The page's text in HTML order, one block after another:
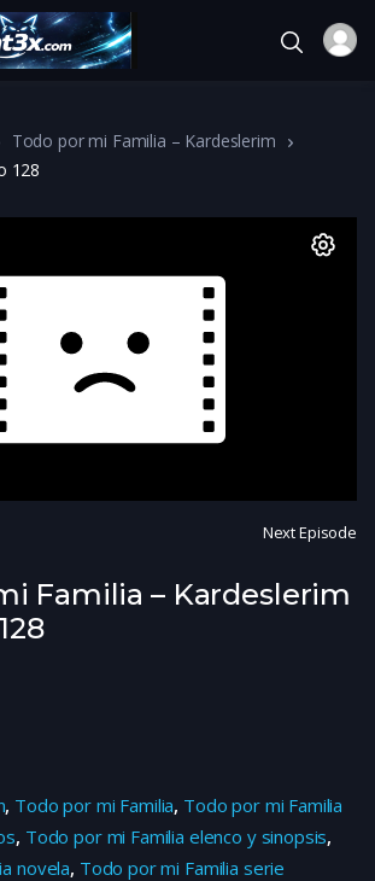
Todo por mi Familia – Kardeslerim
128
Next Episode
Familia – Kardeslerim
, Todo por mi Familia, Todo por mi Familia
, Todo por mi Familia elenco y sinopsis,
novela, Todo por mi Familia serie